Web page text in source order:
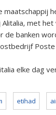
maatschappij
met
de banken
Poste
elke dag
etihad